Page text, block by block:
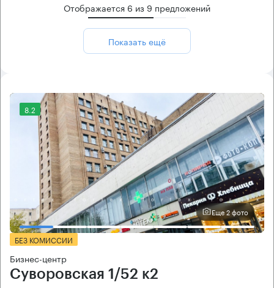
Отображается 6 из 9 предложений
Показать ещё
8.2
Еще 2 фото
БЕЗ КОМИССИИ
Бизнес-центр
Суворовская 1/52 к2